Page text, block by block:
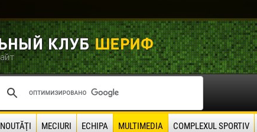
NOUTĂŢI MECIURI ECHIPA MULTIMEDIA COMPLEXUL SPORTIV